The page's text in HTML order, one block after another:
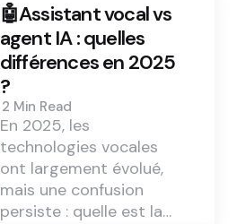
🤖Assistant vocal vs
agent IA : quelles
différences en 2025
?
2 Min Read
En 2025, les
technologies vocales
ont largement évolué,
mais une confusion
persiste : quelle est la…